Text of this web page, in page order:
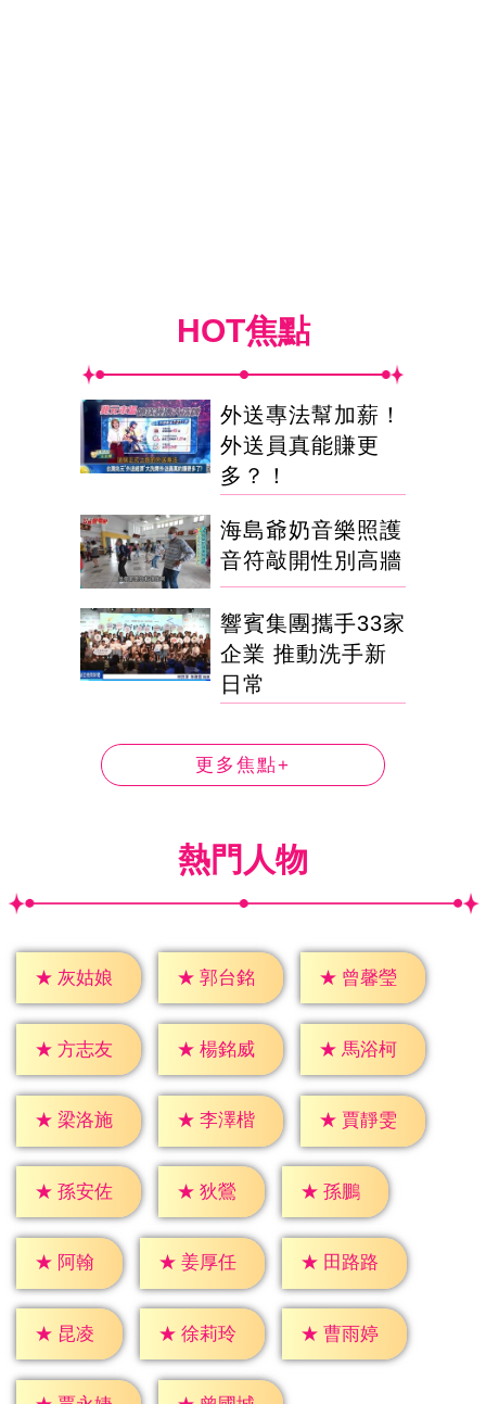
HOT焦點
外送專法幫加薪！
外送員真能賺更
多？！
海島爺奶音樂照護
音符敲開性別高牆
響賓集團攜手33家
企業 推動洗手新
日常
更多焦點+
熱門人物
★ 灰姑娘 ★ 郭台銘 ★ 曾馨瑩
★ 方志友 ★ 楊銘威 ★ 馬浴柯
★ 梁洛施 ★ 李澤楷 ★ 賈靜雯
★ 孫安佐 ★ 狄鶯 ★ 孫鵬
★ 阿翰 ★ 姜厚任 ★ 田路路
★ 昆凌 ★ 徐莉玲 ★ 曹雨婷